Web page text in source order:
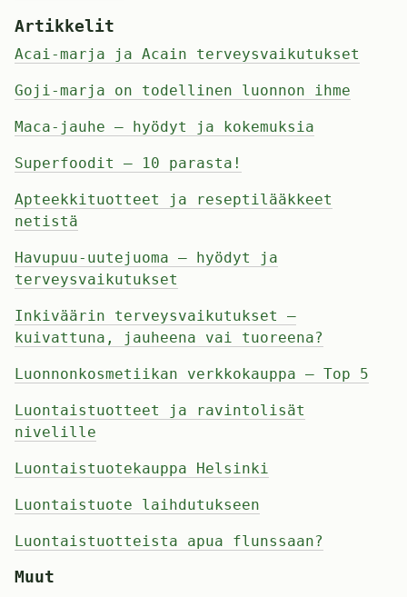
Artikkelit
Acai-marja ja Acain terveysvaikutukset
Goji-marja on todellinen luonnon ihme
Maca-jauhe – hyödyt ja kokemuksia
Superfoodit – 10 parasta!
Apteekkituotteet ja reseptilääkkeet
netistä
Havupuu-uutejuoma – hyödyt ja
terveysvaikutukset
Inkiväärin terveysvaikutukset –
kuivattuna, jauheena vai tuoreena?
Luonnonkosmetiikan verkkokauppa – Top 5
Luontaistuotteet ja ravintolisät
nivelille
Luontaistuotekauppa Helsinki
Luontaistuote laihdutukseen
Luontaistuotteista apua flunssaan?
Muut